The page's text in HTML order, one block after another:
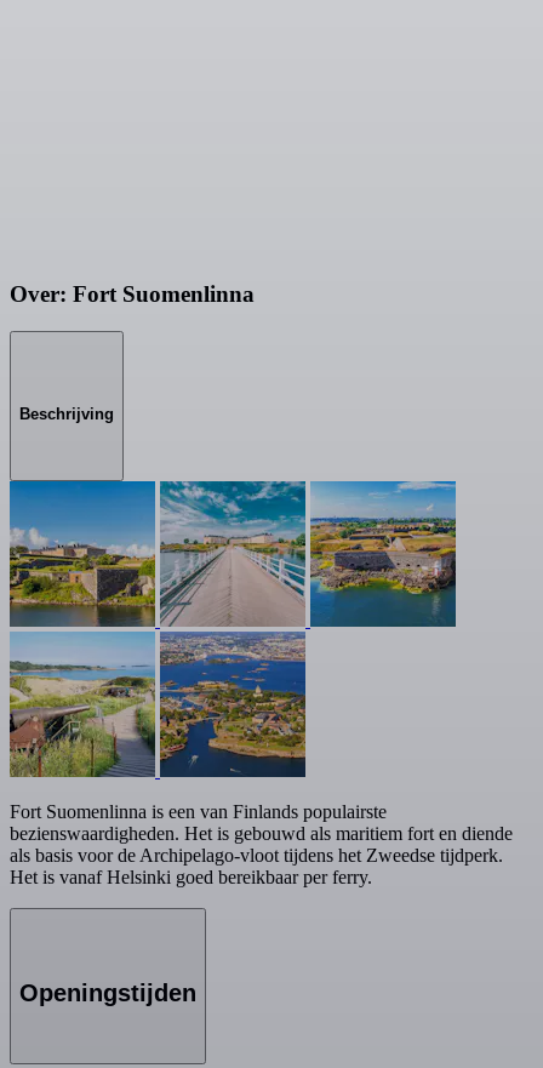
Over: Fort Suomenlinna
Beschrijving
Fort Suomenlinna is een van Finlands populairste
bezienswaardigheden. Het is gebouwd als maritiem fort en diende
als basis voor de Archipelago-vloot tijdens het Zweedse tijdperk.
Het is vanaf Helsinki goed bereikbaar per ferry.
Openingstijden